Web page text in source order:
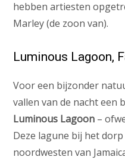
hebben artiesten
Marley (de zoon van).
Luminous Lagoon,
Voor een bijzonder
vallen van de nacht een
Luminous Lagoon –
Deze lagune bij het
noordwesten van